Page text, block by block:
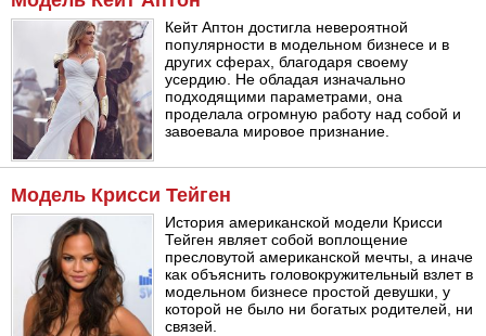
Кейт Аптон достигла невероятной
популярности в модельном бизнесе и в
других сферах, благодаря своему
усердию. Не обладая изначально
подходящими параметрами, она
проделала огромную работу над собой и
завоевала мировое признание.
Модель Крисси Тейген
История американской модели Крисси
Тейген являет собой воплощение
пресловутой американской мечты, а иначе
как объяснить головокружительный взлет в
модельном бизнесе простой девушки, у
которой не было ни богатых родителей, ни
связей.